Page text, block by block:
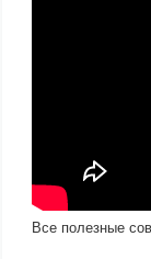
Все полезные